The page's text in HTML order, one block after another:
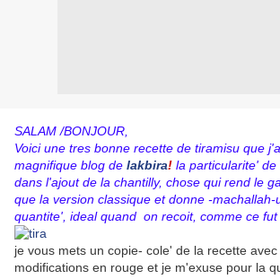
SALAM /BONJOUR,
Voici une tres bonne recette de tiramisu que
magnifique blog de lakbira! la particularite'
dans l'ajout de la chantilly, chose qui rend le
que la version classique et donne -
quantite', ideal quand on recoit, comme ce
je vous mets un copie- cole' de la recette
modifications en rouge et je m'exuse pour la